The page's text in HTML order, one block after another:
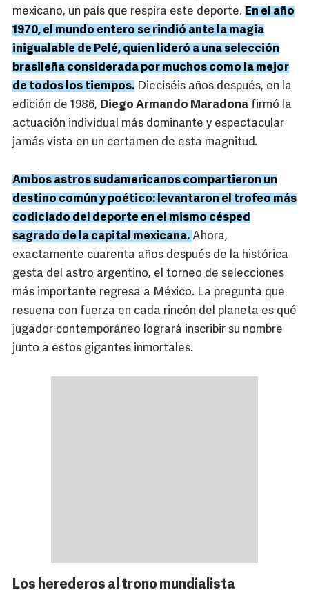
mexicano, un país que respira este deporte. En el año
1970, el mundo entero se rindió ante la magia
inigualable de Pelé, quien lideró a una selección
brasileña considerada por muchos como la mejor
de todos los tiempos. Dieciséis años después, en la
edición de 1986, Diego Armando Maradona firmó la
actuación individual más dominante y espectacular
jamás vista en un certamen de esta magnitud.
Ambos astros sudamericanos compartieron un
destino común y poético: levantaron el trofeo más
codiciado del deporte en el mismo césped
sagrado de la capital mexicana. Ahora,
exactamente cuarenta años después de la histórica
gesta del astro argentino, el torneo de selecciones
más importante regresa a México. La pregunta que
resuena con fuerza en cada rincón del planeta es qué
jugador contemporáneo logrará inscribir su nombre
junto a estos gigantes inmortales.
Los herederos al trono mundialista